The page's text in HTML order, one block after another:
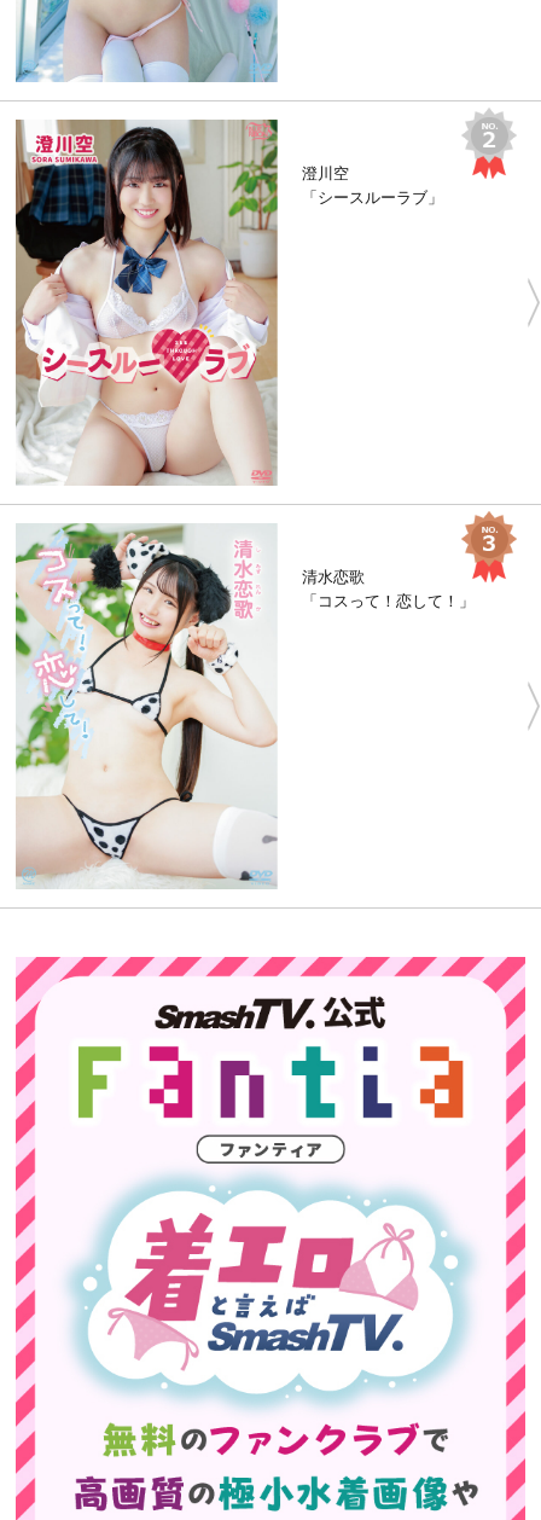
澄川空
「シースルーラブ」
清水恋歌
「コスって！恋して！」